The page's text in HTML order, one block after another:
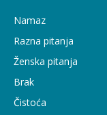
Namaz
Razna pitanja
Ženska pitanja
Brak
Čistoća